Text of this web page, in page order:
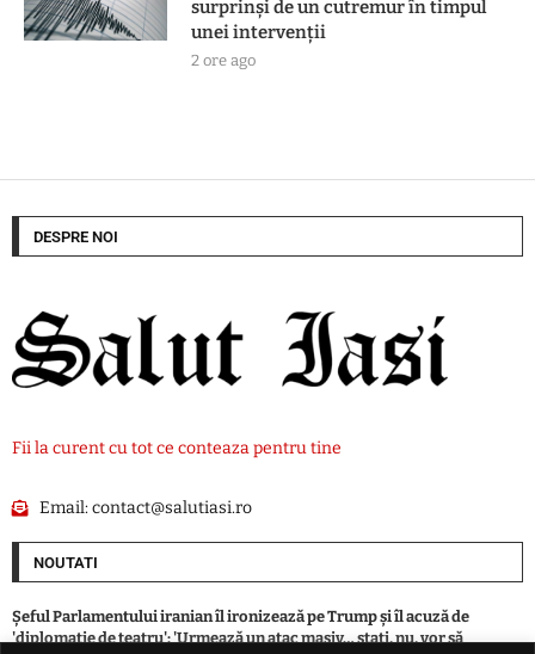
surprinși de un cutremur în timpul
unei intervenții
2 ore ago
DESPRE NOI
Fii la curent cu tot ce conteaza pentru tine
Email:contact@salutiasi.ro
NOUTATI
Șeful Parlamentului iranian îl ironizează pe Trump și îl acuză de
'diplomație de teatru': 'Urmează un atac masiv… stați, nu, vor să